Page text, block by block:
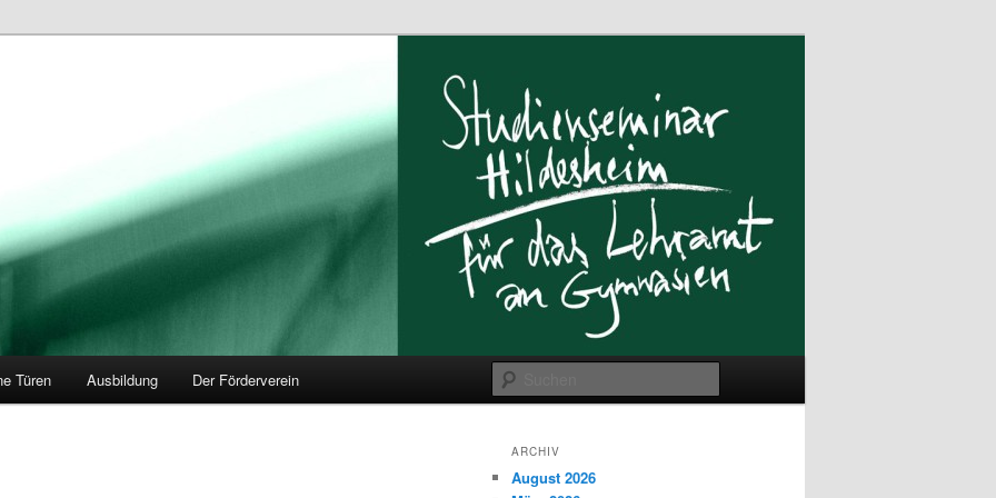
Hildesheim
Türen Ausbildung Der Förderverein
ARCHIV
August 2026